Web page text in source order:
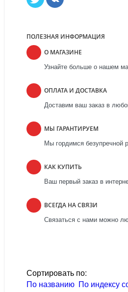
ПОЛЕЗНАЯ ИНФОРМАЦИЯ
О МАГАЗИНЕ
Узнайте больше о нашем
ОПЛАТА И ДОСТАВКА
Доставим ваш заказ в
МЫ ГАРАНТИРУЕМ
Мы гордимся безупречной
КАК КУПИТЬ
Ваш первый заказ в
ВСЕГДА НА СВЯЗИ
Связаться с нами можно
Сортировать по:
По названию По индексу